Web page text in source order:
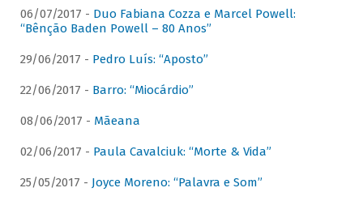
06/07/2017 - Duo Fabiana Cozza e Marcel Powell:
“Bênção Baden Powell – 80 Anos”
29/06/2017 - Pedro Luís: “Aposto”
22/06/2017 - Barro: “Miocárdio”
08/06/2017 - Mãeana
02/06/2017 - Paula Cavalciuk: “Morte & Vida”
25/05/2017 - Joyce Moreno: “Palavra e Som”